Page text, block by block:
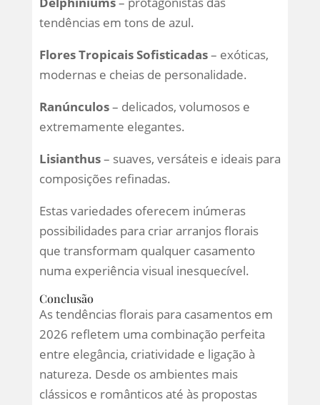
tendências em tons de azul.
Flores Tropicais Sofisticadas– exóticas,
modernas e cheias de personalidade.
Ranúnculos– delicados, volumosos e
extremamente elegantes.
Lisianthus– suaves, versáteis e ideais para
composições refinadas.
Estas variedades oferecem inúmeras
possibilidades para criar arranjos florais
que transformam qualquer casamento
numa experiência visual inesquecível.
Conclusão
As tendências florais para casamentos em
2026 refletem uma combinação perfeita
entre elegância, criatividade e ligação à
natureza. Desde os ambientes mais
clássicos e românticos até às propostas